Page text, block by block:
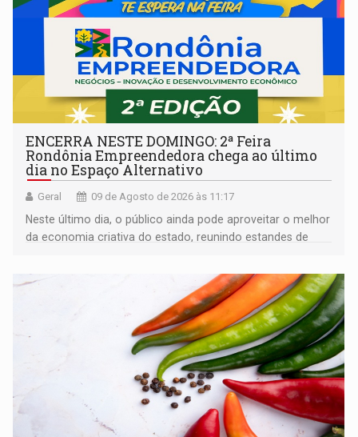
ENCERRA NESTE DOMINGO: 2ª Feira
Rondônia Empreendedora chega ao último
dia no Espaço Alternativo
Geral 09 de Agosto de 2026 às 11:17
Neste último dia, o público ainda pode aproveitar o melhor
da economia criativa do estado, reunindo estandes de